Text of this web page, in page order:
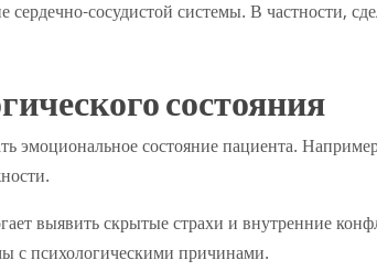
сердечно-сосудистой системы. В частности,
состояния
эмоциональное состояние пациента.
выявить скрытые страхи и внутренние
с психологическими причинами.